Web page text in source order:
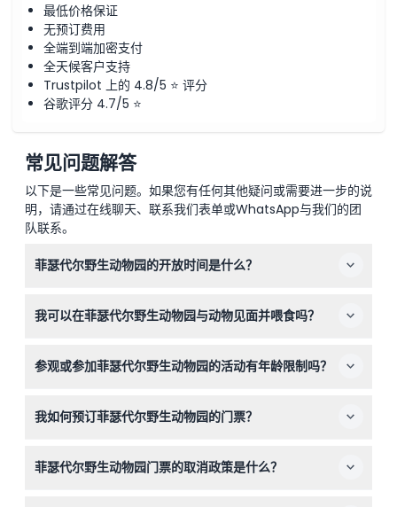
最低价格保证
无预订费用
全端到端加密支付
全天候客户支持
Trustpilot 上的 4.8/5 ⭐ 评分
谷歌评分 4.7/5 ⭐
常见问题解答
以下是一些常见问题。如果您有任何其他疑问或需要进一步的说
明，请通过在线聊天、联系我们表单或WhatsApp与我们的团
队联系。
菲瑟代尔野生动物园的开放时间是什么？
圣诞节当天缩短为上午8点至下午2点（时间可能会有变动
我可以在菲瑟代尔野生动物园与动物见面并喂食吗？
考拉、企鹅和短尾矮袋狸互动，享受贴近自然的野生动物体
参观或参加菲瑟代尔野生动物园的活动有年龄限制吗？
外，16岁及以下的游客必须由18岁及以上的付费成人陪同，
我如何预订菲瑟代尔野生动物园的门票？
的日期的可用情况。
菲瑟代尔野生动物园门票的取消政策是什么？